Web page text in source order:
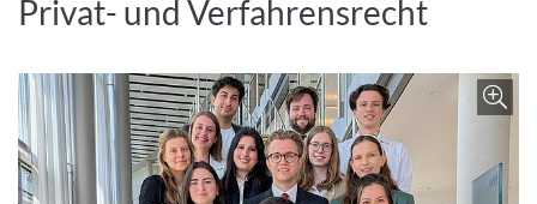
Privat- und Verfahrensrecht